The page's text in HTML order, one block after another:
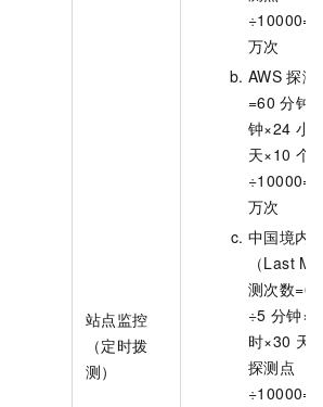
站点监控
（定时拨
测）
万次
AWS 探测
=60 分钟
钟×24 小
天×10 个
万次
中国境内
（Last
测次数=60
÷5 分钟
时×30 天
探测点